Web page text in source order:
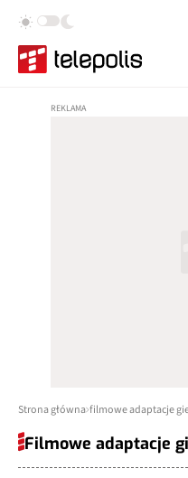
Strona główna filmowe adaptacje
Filmowe adaptacje